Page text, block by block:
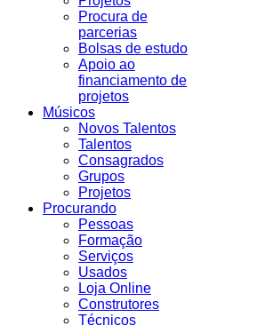
Procura de
parcerias
Bolsas de estudo
Apoio ao
financiamento de
projetos
Músicos
Novos Talentos
Talentos
Consagrados
Grupos
Projetos
Procurando
Pessoas
Formação
Serviços
Usados
Loja Online
Construtores
Técnicos